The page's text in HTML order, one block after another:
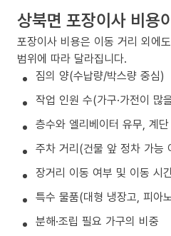
상북면 포장이사 비용
포장이사 비용은 이동 거리 외에
범위에 따라 달라집니다.
짐의 양(수납량/박스량 중심)
작업 인원 수(가구·가전이 많
층수와 엘리베이터 유무, 계
주차 거리(건물 앞 정차 가능
장거리 이동 여부 및 이동 시
특수 물품(대형 냉장고, 피아
분해·조립 필요 가구의 비중